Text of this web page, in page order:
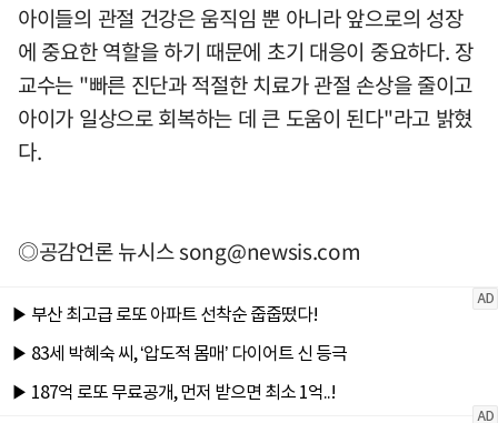
아이들의 관절 건강은 움직임 뿐 아니라 앞으로의 성장
에 중요한 역할을 하기 때문에 초기 대응이 중요하다. 장
교수는 "빠른 진단과 적절한 치료가 관절 손상을 줄이고
아이가 일상으로 회복하는 데 큰 도움이 된다"라고 밝혔
다.
◎공감언론 뉴시스song@newsis.com